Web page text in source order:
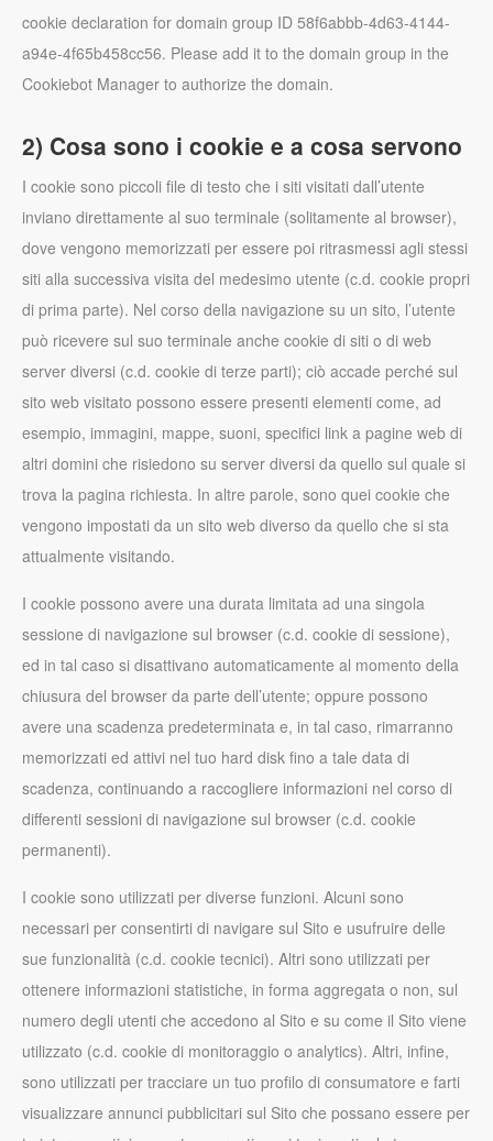
cookie declaration for domain group ID 58f6abbb-4d63-4144-
a94e-4f65b458cc56. Please add it to the domain group in the
Cookiebot Manager to authorize the domain.
2) Cosa sono i cookie e a cosa servono
I cookie sono piccoli file di testo che i siti visitati dall’utente
inviano direttamente al suo terminale (solitamente al browser),
dove vengono memorizzati per essere poi ritrasmessi agli stessi
siti alla successiva visita del medesimo utente (c.d. cookie propri
di prima parte). Nel corso della navigazione su un sito, l’utente
può ricevere sul suo terminale anche cookie di siti o di web
server diversi (c.d. cookie di terze parti); ciò accade perché sul
sito web visitato possono essere presenti elementi come, ad
esempio, immagini, mappe, suoni, specifici link a pagine web di
altri domini che risiedono su server diversi da quello sul quale si
trova la pagina richiesta. In altre parole, sono quei cookie che
vengono impostati da un sito web diverso da quello che si sta
attualmente visitando.
I cookie possono avere una durata limitata ad una singola
sessione di navigazione sul browser (c.d. cookie di sessione),
ed in tal caso si disattivano automaticamente al momento della
chiusura del browser da parte dell’utente; oppure possono
avere una scadenza predeterminata e, in tal caso, rimarranno
memorizzati ed attivi nel tuo hard disk fino a tale data di
scadenza, continuando a raccogliere informazioni nel corso di
differenti sessioni di navigazione sul browser (c.d. cookie
permanenti).
I cookie sono utilizzati per diverse funzioni. Alcuni sono
necessari per consentirti di navigare sul Sito e usufruire delle
sue funzionalità (c.d. cookie tecnici). Altri sono utilizzati per
ottenere informazioni statistiche, in forma aggregata o non, sul
numero degli utenti che accedono al Sito e su come il Sito viene
utilizzato (c.d. cookie di monitoraggio o analytics). Altri, infine,
sono utilizzati per tracciare un tuo profilo di consumatore e farti
visualizzare annunci pubblicitari sul Sito che possano essere per